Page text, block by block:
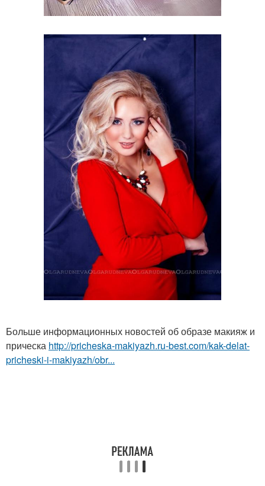
Больше информационных новостей об образе макияж и
прическа http://pricheska-makiyazh.ru-best.com/kak-delat-
pricheski-i-makiyazh/obr...